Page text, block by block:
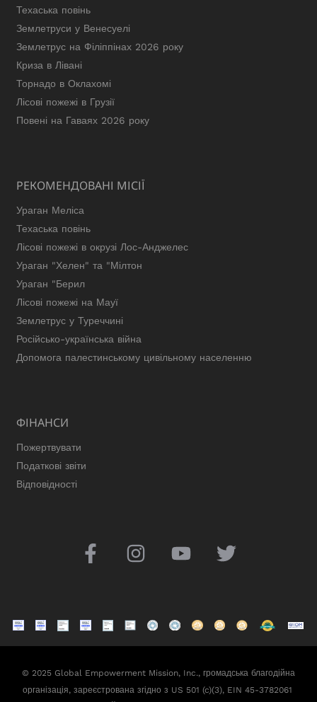
Техаська повінь
Землетруси у Венесуелі
Землетрус на Філіппінах 2026 року
Криза в Лівані
Торнадо в Оклахомі
Лісові пожежі в Грузії
Повені на Гаваях 2026 року
РЕКОМЕНДОВАНІ МІСІЇ
Ураган Меліса
Техаська повінь
Лісові пожежі в окрузі Лос-Анджелес
Ураган "Хелен" та "Мілтон
Ураган "Берил
Лісові пожежі на Мауї
Землетрус у Туреччині
Російсько-українська війна
Допомога палестинському цивільному населенню
ФІНАНСИ
Пожертвувати
Податкові звіти
Відповідності
© 2025 Global Empowerment Mission, Inc., громадська благодійна
організація, зареєстрована згідно з US 501 (c)(3), EIN 45-3782061